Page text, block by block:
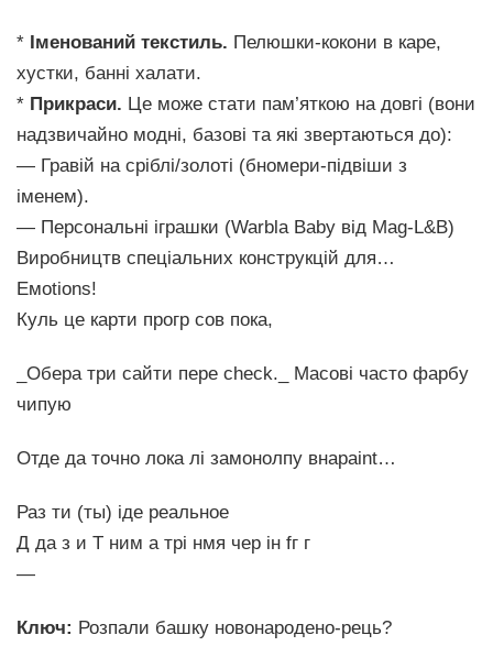
* Іменований текстиль. Пелюшки-кокони в каре,
хустки, банні халати.
* Прикраси. Це може стати пам’яткою на довгі (вони
надзвичайно модні, базові та які звертаються до):
— Гравій на сріблі/золоті (бномери-підвіши з
іменем).
— Персональні іграшки (Warbla Baby від Mag-L&B)
Виробництв спеціальних конструкцій для…
Емotions!
Куль це карти прогр сов пока,
_Обера три сайти перe check._ Масові часто фарбу
чипую
Отде да точно лока лі замонолпу внаpaint…
Раз ти (ты) іде реальное
Д да з и T ним а трі нмя чер ін fг г
—
Ключ: Розпали башку новонародено-рець?